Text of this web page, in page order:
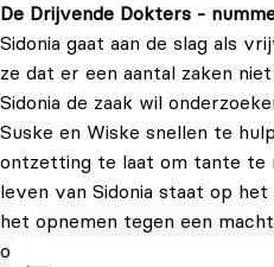
De Drijvende Dokters -
Sidonia gaat aan de slag als
ze dat er een aantal zaken
Sidonia de zaak wil
Suske en Wiske snellen te
ontzetting te laat om tante te
leven van Sidonia staat op
het opnemen tegen een
onderneming te redden.